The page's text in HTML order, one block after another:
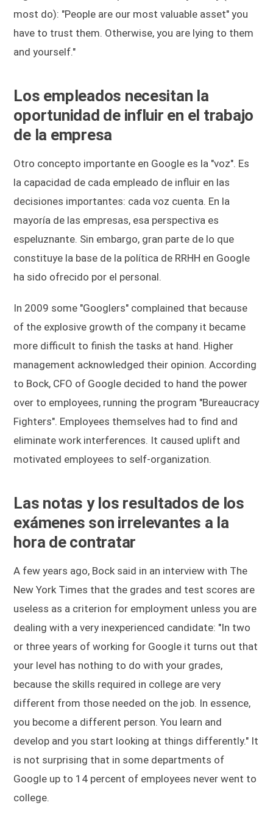
most do): "People are our most valuable asset" you
have to trust them. Otherwise, you are lying to them
and yourself."
Los empleados necesitan la
oportunidad de influir en el trabajo
de la empresa
Otro concepto importante en Google es la "voz". Es
la capacidad de cada empleado de influir en las
decisiones importantes: cada voz cuenta. En la
mayoría de las empresas, esa perspectiva es
espeluznante. Sin embargo, gran parte de lo que
constituye la base de la política de RRHH en Google
ha sido ofrecido por el personal.
In 2009 some "Googlers" complained that because
of the explosive growth of the company it became
more difficult to finish the tasks at hand. Higher
management acknowledged their opinion. According
to Bock, CFO of Google decided to hand the power
over to employees, running the program "Bureaucracy
Fighters". Employees themselves had to find and
eliminate work interferences. It caused uplift and
motivated employees to self-organization.
Las notas y los resultados de los
exámenes son irrelevantes a la
hora de contratar
A few years ago, Bock said in an interview with The
New York Times that the grades and test scores are
useless as a criterion for employment unless you are
dealing with a very inexperienced candidate: "In two
or three years of working for Google it turns out that
your level has nothing to do with your grades,
because the skills required in college are very
different from those needed on the job. In essence,
you become a different person. You learn and
develop and you start looking at things differently." It
is not surprising that in some departments of
Google up to 14 percent of employees never went to
college.